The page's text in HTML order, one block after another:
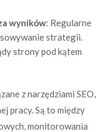
wyników: Regularne
strategii.
strony pod kątem
z narzędziami SEO,
pracy. Są to między
monitorowania